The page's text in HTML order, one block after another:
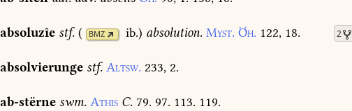
2
absoluzîe stf. ( BMZ ib.) absolution. Myst. Öh. 122, 18.
absolvierunge stf. Altsw. 233,2.
ab-stërne swm. Athis C.79. 97. 113. 119.